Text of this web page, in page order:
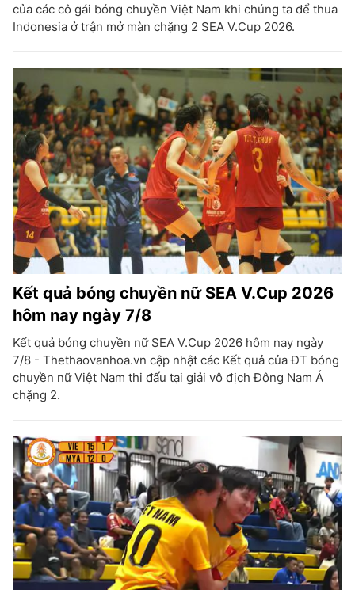
của các cô gái bóng chuyền Việt Nam khi chúng ta để thua
Indonesia ở trận mở màn chặng 2 SEA V.Cup 2026.
Kết quả bóng chuyền nữ SEA V.Cup 2026
hôm nay ngày 7/8
Kết quả bóng chuyền nữ SEA V.Cup 2026 hôm nay ngày
7/8 - Thethaovanhoa.vn cập nhật các Kết quả của ĐT bóng
chuyền nữ Việt Nam thi đấu tại giải vô địch Đông Nam Á
chặng 2.